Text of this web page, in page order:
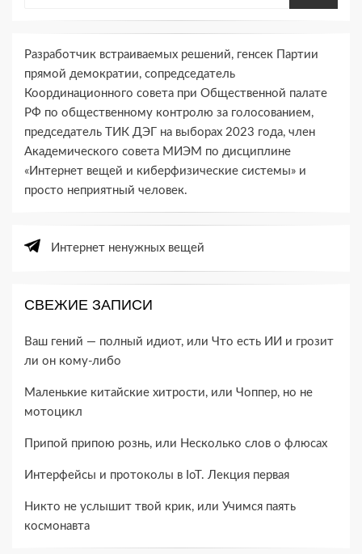
Разработчик встраиваемых решений, генсек Партии
прямой демократии, сопредседатель
Координационного совета при Общественной палате
РФ по общественному контролю за голосованием,
председатель ТИК ДЭГ на выборах 2023 года, член
Академического совета МИЭМ по дисциплине
«Интернет вещей и киберфизические системы» и
просто неприятный человек.
Интернет ненужных вещей
СВЕЖИЕ ЗАПИСИ
Ваш гений — полный идиот, или Что есть ИИ и грозит
ли он кому-​либо
Маленькие китайские хитрости, или Чоппер, но не
мотоцикл
Припой припою рознь, или Несколько слов о флюсах
Интерфейсы и протоколы в IoT. Лекция первая
Никто не услышит твой крик, или Учимся паять
космонавта